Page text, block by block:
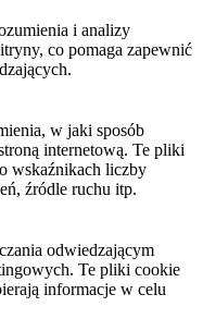
i analizy
co pomaga zapewnić
w jaki sposób
internetową. Te pliki
wskaźnikach liczby
źródle ruchu itp.
odwiedzającym
Te pliki cookie
informacje w celu